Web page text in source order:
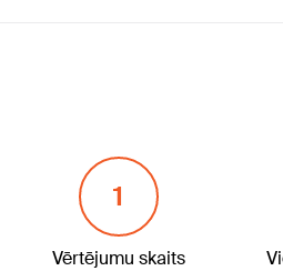
1
Vērtējumu skaits